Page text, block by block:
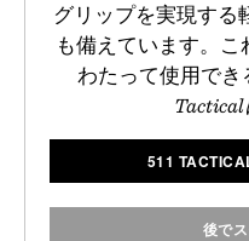
グリップを実現する
も備えています。
わたって使用でき
Tactical
511
後で